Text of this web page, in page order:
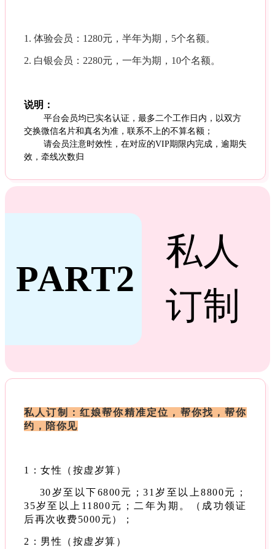
1. 体验会员：1280元，半年为期，5个名额。
2. 白银会员：2280元，一年为期，10个名额。
说明：
平台会员均已实名认证，最多二个工作日内，以双方
交换微信名片和真名为准，联系不上的不算名额；
请会员注意时效性，在对应的VIP期限内完成，逾期失
效，牵线次数归
PART2
私人
订制
私人订制：红娘帮你精准定位，帮你找，帮你
约，陪你见
1：女性（按虚岁算）
30岁至以下6800元；31岁至以上8800元；
35岁至以上11800元；二年为期。（成功领证
后再次收费5000元）；
2：男性（按虚岁算）